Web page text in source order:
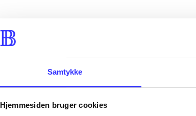
Samtykke
Hjemmesiden bruger cookies